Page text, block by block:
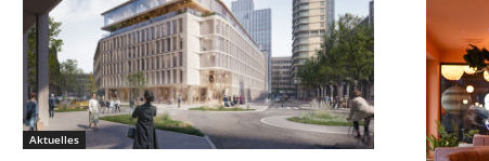
Aktuelles